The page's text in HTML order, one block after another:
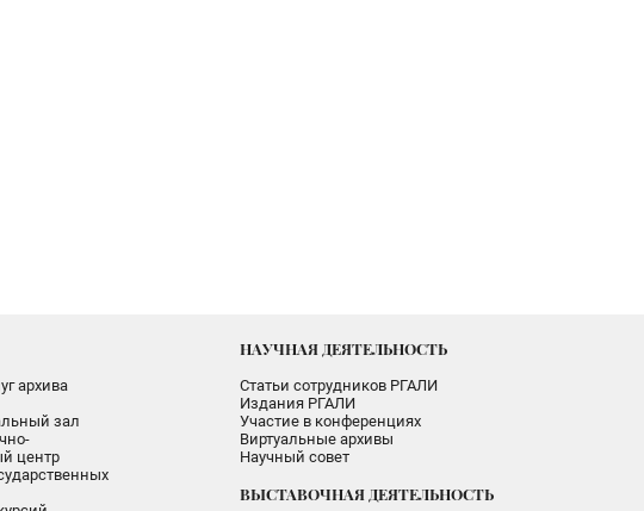
архива
зал
центр
НАУЧНАЯ ДЕЯТЕЛЬНОСТЬ
Статьи сотрудников РГАЛИ
Издания РГАЛИ
Участие в конференциях
Виртуальные архивы
Научный совет
ВЫСТАВОЧНАЯ ДЕЯТЕЛЬНОСТЬ